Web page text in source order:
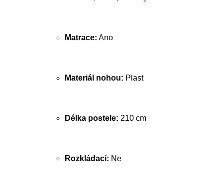
Matrace: Ano
Materiál nohou: Plast
Délka postele: 210 cm
Rozkládací: Ne